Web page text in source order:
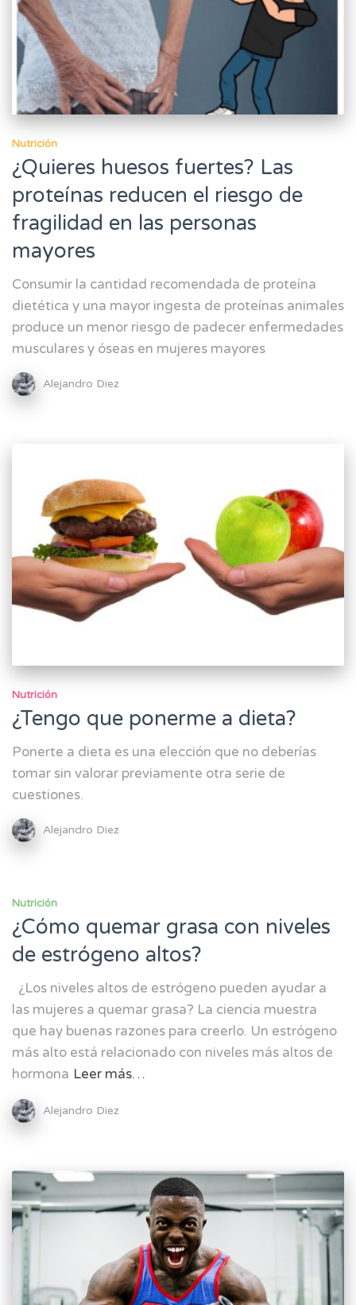
Nutrición
¿Quieres huesos fuertes? Las
proteínas reducen el riesgo de
fragilidad en las personas
mayores
Consumir la cantidad recomendada de proteína
dietética y una mayor ingesta de proteínas animales
produce un menor riesgo de padecer enfermedades
musculares y óseas en mujeres mayores
Alejandro Diez
Nutrición
¿Tengo que ponerme a dieta?
Ponerte a dieta es una elección que no deberías
tomar sin valorar previamente otra serie de
cuestiones.
Alejandro Diez
Nutrición
¿Cómo quemar grasa con niveles
de estrógeno altos?
¿Los niveles altos de estrógeno pueden ayudar a
las mujeres a quemar grasa? La ciencia muestra
que hay buenas razones para creerlo. Un estrógeno
más alto está relacionado con niveles más altos de
hormona Leer más…
Alejandro Diez